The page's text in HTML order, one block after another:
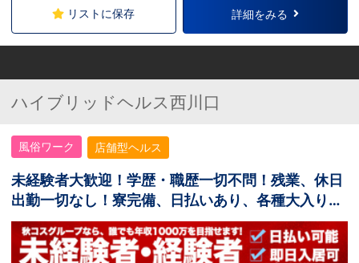
リストに保存 詳細をみる
ハイブリッドヘルス西川口
風俗ワーク 店舗型ヘルス
未経験者大歓迎！学歴・職歴一切不問！残業、休日
出勤一切なし！寮完備、日払いあり、各種大入り手
当あり！